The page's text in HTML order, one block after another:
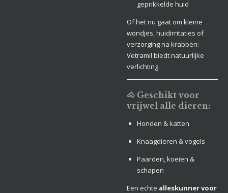
geprikkelde huid
Of het nu gaat om kleine
wondjes, huidirritaties of
verzorging na krabben:
Vetramil biedt natuurlijke
verlichting.
🐴 Geschikt voor
vrijwel alle dieren:
Honden & katten
Knaagdieren & vogels
Paarden, koeien &
schapen
Een echte alleskunner voor